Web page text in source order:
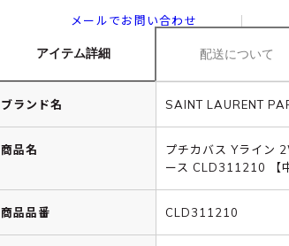
メールでお問い合わせ
アイテム詳細 配送について
ブランド名 SAINT LAURENT
商品名
プチカバス Yライン
ース CLD311210 【
商品品番 CLD311210